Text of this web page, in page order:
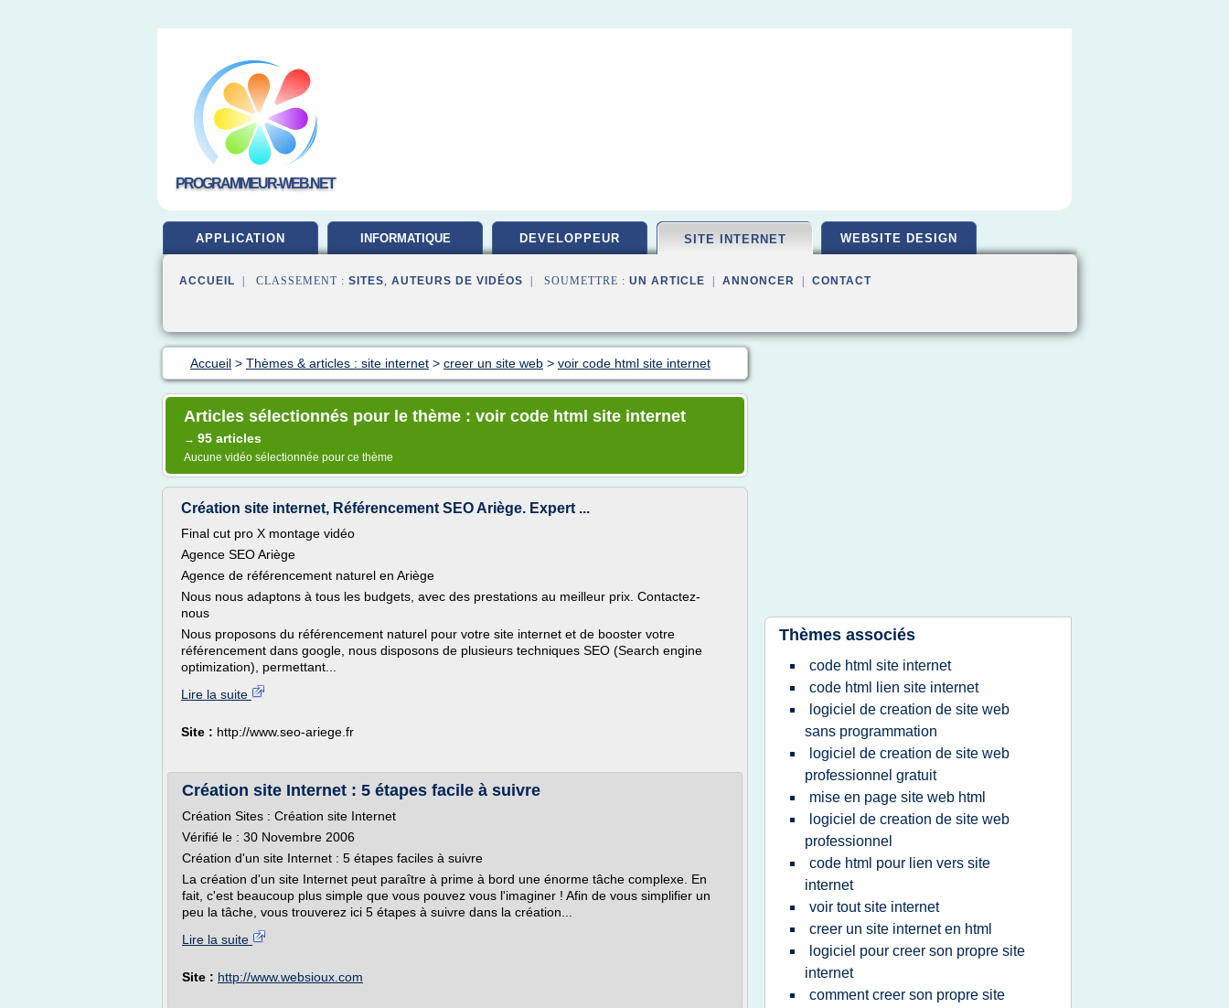
PROGRAMMEUR-WEB.NET
APPLICATION INFORMATIQUE DEVELOPPEUR SITE INTERNET WEBSITE DESIGN
ACCUEIL | CLASSEMENT : SITES, AUTEURS DE VIDÉOS | SOUMETTRE : UN ARTICLE ANNONCER CONTACT
Accueil > Thèmes & articles : site internet > creer un site web > voir code html site internet
Articles sélectionnés pour le thème : voir code html site internet
→ 95 articles
Aucune vidéo sélectionnée pour ce thème
Création site internet, Référencement SEO Ariège. Expert ...
Final cut pro X montage vidéo
Agence SEO Ariège
Agence de référencement naturel en Ariège
Nous nous adaptons à tous les budgets, avec des prestations au meilleur prix. Contactez-
nous
Nous proposons du référencement naturel pour votre site internet et de booster votre
référencement dans google, nous disposons de plusieurs techniques SEO (Search engine
optimization), permettant...
Lire la suite
Site : http://www.seo-ariege.fr
Création site Internet : 5 étapes facile à suivre
Création Sites : Création site Internet
Vérifié le : 30 Novembre 2006
Création d'un site Internet : 5 étapes faciles à suivre
La création d'un site Internet peut paraître à prime à bord une énorme tâche complexe. En
fait, c'est beaucoup plus simple que vous pouvez vous l'imaginer ! Afin de vous simplifier un
peu la tâche, vous trouverez ici 5 étapes à suivre dans la création...
Lire la suite
Site : http://www.websioux.com
Thèmes associés
code html site internet
code html lien site internet
logiciel de creation de site web
sans programmation
logiciel de creation de site web
professionnel gratuit
mise en page site web html
logiciel de creation de site web
professionnel
code html pour lien vers site
internet
voir tout site internet
creer un site internet en html
logiciel pour creer son propre site
internet
comment creer son propre site